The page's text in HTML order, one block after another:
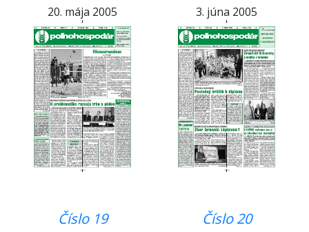
20. mája 2005 3. júna 2005
Číslo 19 Číslo 20